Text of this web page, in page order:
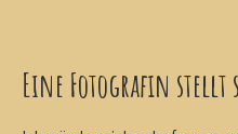
Eine Fotografin stellt